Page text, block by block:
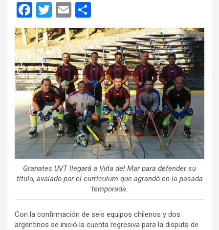
F
a
ce
b
o
o
k
T
wi
tt
er
E
m
ail
o
m
p
ar
tir
Granates UVT llegará a Viña del Mar para defender su
título, avalado por el currículum que agrandó en la pasada
temporada.
Con la confirmación de seis equipos chilenos y dos
argentinos se inició la cuenta regresiva para la disputa de